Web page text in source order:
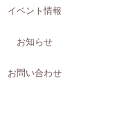
イベント情報
お知らせ
お問い合わせ